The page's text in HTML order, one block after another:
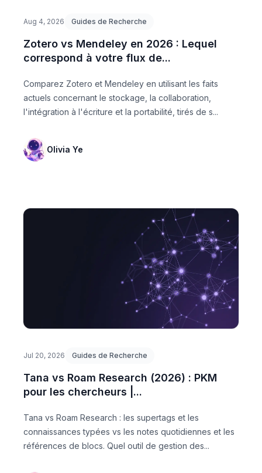
Aug 4, 2026 Guides de Recherche
Zotero vs Mendeley en 2026 : Lequel
correspond à votre flux de...
Comparez Zotero et Mendeley en utilisant les faits
actuels concernant le stockage, la collaboration,
l'intégration à l'écriture et la portabilité, tirés de s...
Olivia Ye
Jul 20, 2026 Guides de Recherche
Tana vs Roam Research (2026) : PKM
pour les chercheurs |...
Tana vs Roam Research : les supertags et les
connaissances typées vs les notes quotidiennes et les
références de blocs. Quel outil de gestion des...